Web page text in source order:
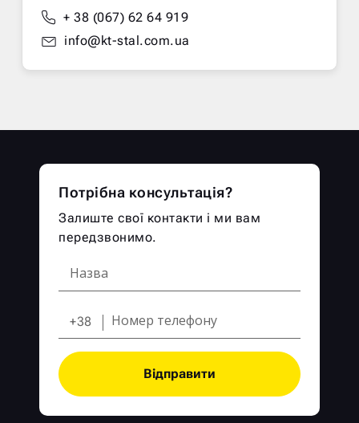
+ 38 (067) 62 64 919
info@kt-stal.com.ua
Потрібна консультація?
Залиште свої контакти і ми вам
передзвонимо.
+38
Відправити